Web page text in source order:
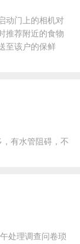
动门上的相机对
推荐附近的食物
至该户的保鲜
有水管阻碍，不
处理调查问卷琐